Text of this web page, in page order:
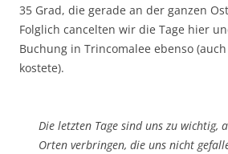
35 Grad, die gerade an der ganzen
Folglich cancelten wir die Tage hier
Buchung in Trincomalee ebenso
kostete).
Die letzten Tage sind uns zu wichtig,
Orten verbringen, die uns nicht